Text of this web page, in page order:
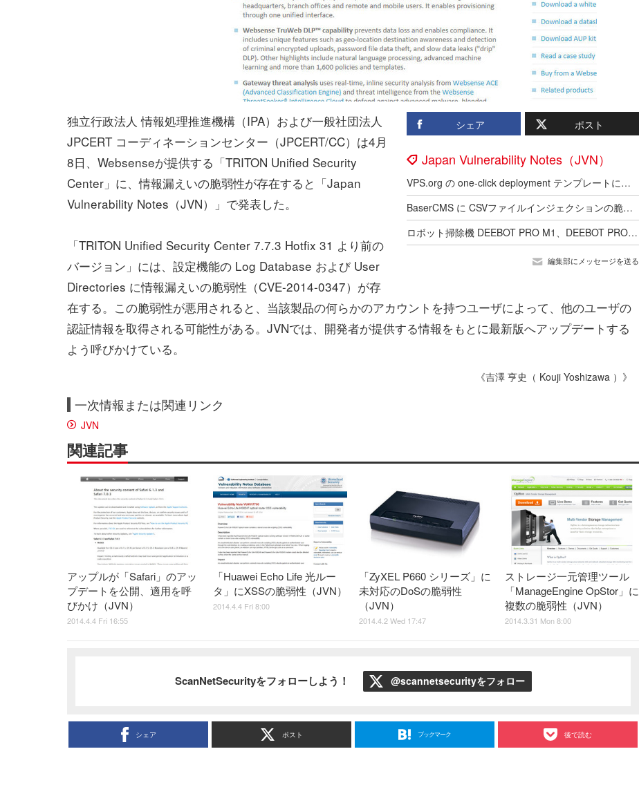
シェア ポスト
Japan Vulnerability Notes（JVN）
VPS.org の one-click deployment テンプレートに複数の脆弱性
BaserCMS に CSVファイルインジェクションの脆弱性
ロボット掃除機 DEEBOT PRO M1、DEEBOT PRO K1VAC およびスマートフォンアプリ ECOVACS PRO に複数の脆弱性
編集部にメッセージを送る
独立行政法人 情報処理推進機構（IPA）および一般社団法人
JPCERT コーディネーションセンター（JPCERT/CC）は4月
8日、Websenseが提供する「TRITON Unified Security
Center」に、情報漏えいの脆弱性が存在すると「Japan
Vulnerability Notes（JVN）」で発表した。
「TRITON Unified Security Center 7.7.3 Hotfix 31 より前の
バージョン」には、設定機能の Log Database および User
Directories に情報漏えいの脆弱性（CVE-2014-0347）が存
在する。この脆弱性が悪用されると、当該製品の何らかのアカウントを持つユーザによって、他のユーザの
認証情報を取得される可能性がある。JVNでは、開発者が提供する情報をもとに最新版へアップデートする
よう呼びかけている。
《吉澤 亨史（ Kouji Yoshizawa ）》
一次情報または関連リンク
JVN
関連記事
アップルが「Safari」のアッ
プデートを公開、適用を呼
びかけ（JVN）
2014.4.4 Fri 16:55
「Huawei Echo Life 光ルー
タ」にXSSの脆弱性（JVN）
2014.4.4 Fri 8:00
「ZyXEL P660 シリーズ」に
未対応のDoSの脆弱性
（JVN）
2014.4.2 Wed 17:47
ストレージ一元管理ツール
「ManageEngine OpStor」に
複数の脆弱性（JVN）
2014.3.31 Mon 8:00
ScanNetSecurityをフォローしよう！ @scannetsecurityをフォロー
シェア ポスト ブックマーク 後で読む